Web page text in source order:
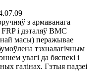
з армаванага
і дэталяў BMC
масы) перажывае
тэхналагічным
увагі да бяспекі і
галінах. Гэтыя падзеі